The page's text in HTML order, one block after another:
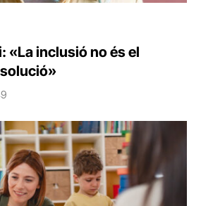
«La inclusió no és el